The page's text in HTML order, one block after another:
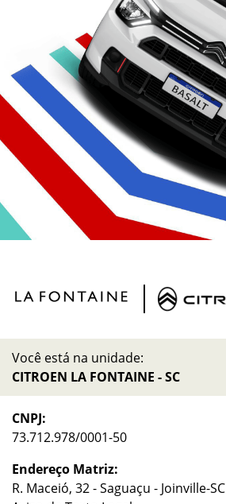
Você está na unidade:
CITROEN LA FONTAINE - SC
CNPJ:
73.712.978/0001-50
Endereço Matriz:
R. Maceió, 32 - Saguaçu - Joinville-SC